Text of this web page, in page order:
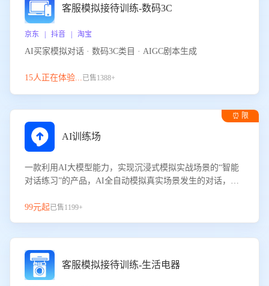
客服模拟接待训练-数码3C
京东 | 抖音 | 淘宝
AI买家模拟对话 · 数码3C类目 · AIGC剧本生成
15人正在体验...已售1388+
⏰ 限
AI训练场
一款利用AI大模型能力，实现沉浸式模拟实战场景的“智能
对话练习”的产品，AI全自动模拟真实场景发生的对话，企
服能力。
99元起已售1199+
客服模拟接待训练-生活电器